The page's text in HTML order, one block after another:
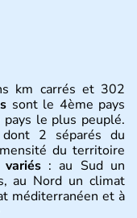
km carrés et 302
sont le 4ème pays
le plus peuplé.
2 séparés du
du territoire
: au Sud un
au Nord un climat
méditerranéen et à